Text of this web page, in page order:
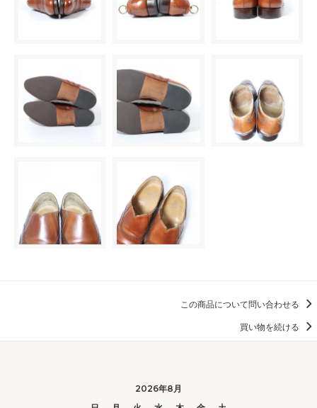
この商品について問い合わせる
買い物を続ける
2026年8月